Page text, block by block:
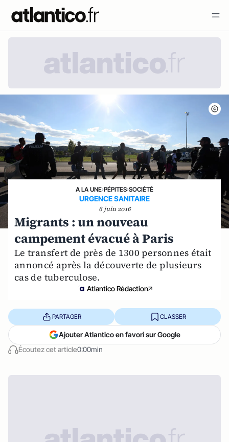
A LA UNE›PÉPITES›SOCIÉTÉ
URGENCE SANITAIRE
6 juin 2016
Migrants : un nouveau
campement évacué à Paris
Le transfert de près de 1300 personnes était
annoncé après la découverte de plusieurs
cas de tuberculose.
Atlantico Rédaction
Écoutez cet article0:00min
PARTAGER CLASSER
Ajouter Atlantico en favori sur Google